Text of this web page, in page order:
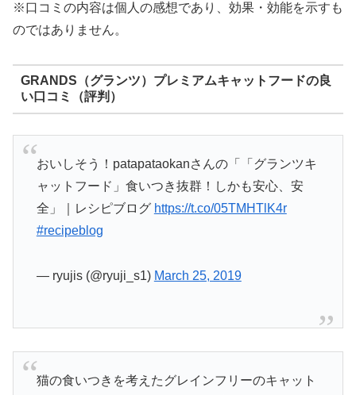
※口コミの内容は個人の感想であり、効果・効能を示すも
のではありません。
GRANDS（グランツ）プレミアムキャットフードの良
い口コミ（評判）
おいしそう！patapataokanさんの「「グランツキ
ャットフード」食いつき抜群！しかも安心、安
全」｜レシピブログ https://t.co/05TMHTlK4r
#recipeblog
— ryujis (@ryuji_s1) March 25, 2019
猫の食いつきを考えたグレインフリーのキャット